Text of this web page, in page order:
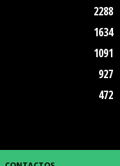
2288
1634
1091
927
472